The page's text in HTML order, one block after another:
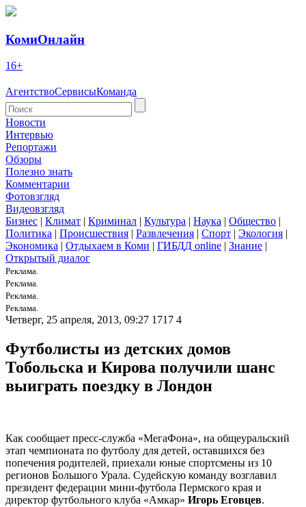
КомиОнлайн
16+
АгентствоСервисыКоманда
Новости
Интервью
Репортажи
Обзоры
Полезно знать
Комментарии
Фотовзгляд
Видеовзгляд
Бизнес | Климат | Криминал | Культура | Наука | Общество |
Политика | Происшествия | Развлечения | Спорт | Экология |
Экономика | Отдыхаем в Коми | ГИБДД online | Знание |
Открытый диалог
Реклама.
Реклама.
Реклама.
Реклама.
Четверг, 25 апреля, 2013, 09:27 1717 4
Футболисты из детских домов
Тобольска и Кирова получили шанс
выиграть поездку в Лондон
Как сообщает пресс-служба «МегаФона», на общеуральский
этап чемпионата по футболу для детей, оставшихся без
попечения родителей, приехали юные спортсмены из 10
регионов Большого Урала. Судейскую команду возглавил
президент федерации мини-футбола Пермского края и
директор футбольного клуба «Амкар» Игорь Еговцев.